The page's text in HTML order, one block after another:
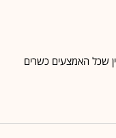
שכל האמצעים כשרים